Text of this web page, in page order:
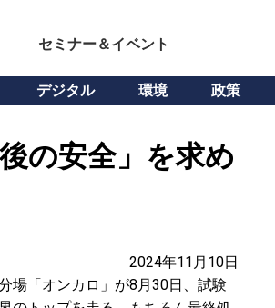
セミナー＆イベント
デジタル 環境 政策
の安全」を求め
2024年11月10日
場「オンカロ」が8月30日、試験